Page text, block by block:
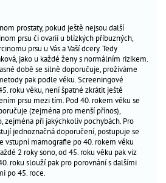
prostaty, pokud ještě nejsou další
prsu či ovarií u blízkých příbuzných,
prsu u Vás a Vaší dcery. Tedy
jako u každé ženy s normálním rizikem.
době se silně doporučuje, prožíváme
pak podle věku. Screeningové
roku věku, není špatné zkrátit ještě
prsu mezi tím. Pod 40. rokem věku se
(zejména pro menší přínos),
zejména při jakýchkoliv pochybách. Pro
jednoznačná doporučení, postupuje se
vstupní mamografie po 40. rokem věku
2 roky sono, od 45. roku věku pak viz
roku slouží pak pro porovnání s dalšími
po 45. roce.